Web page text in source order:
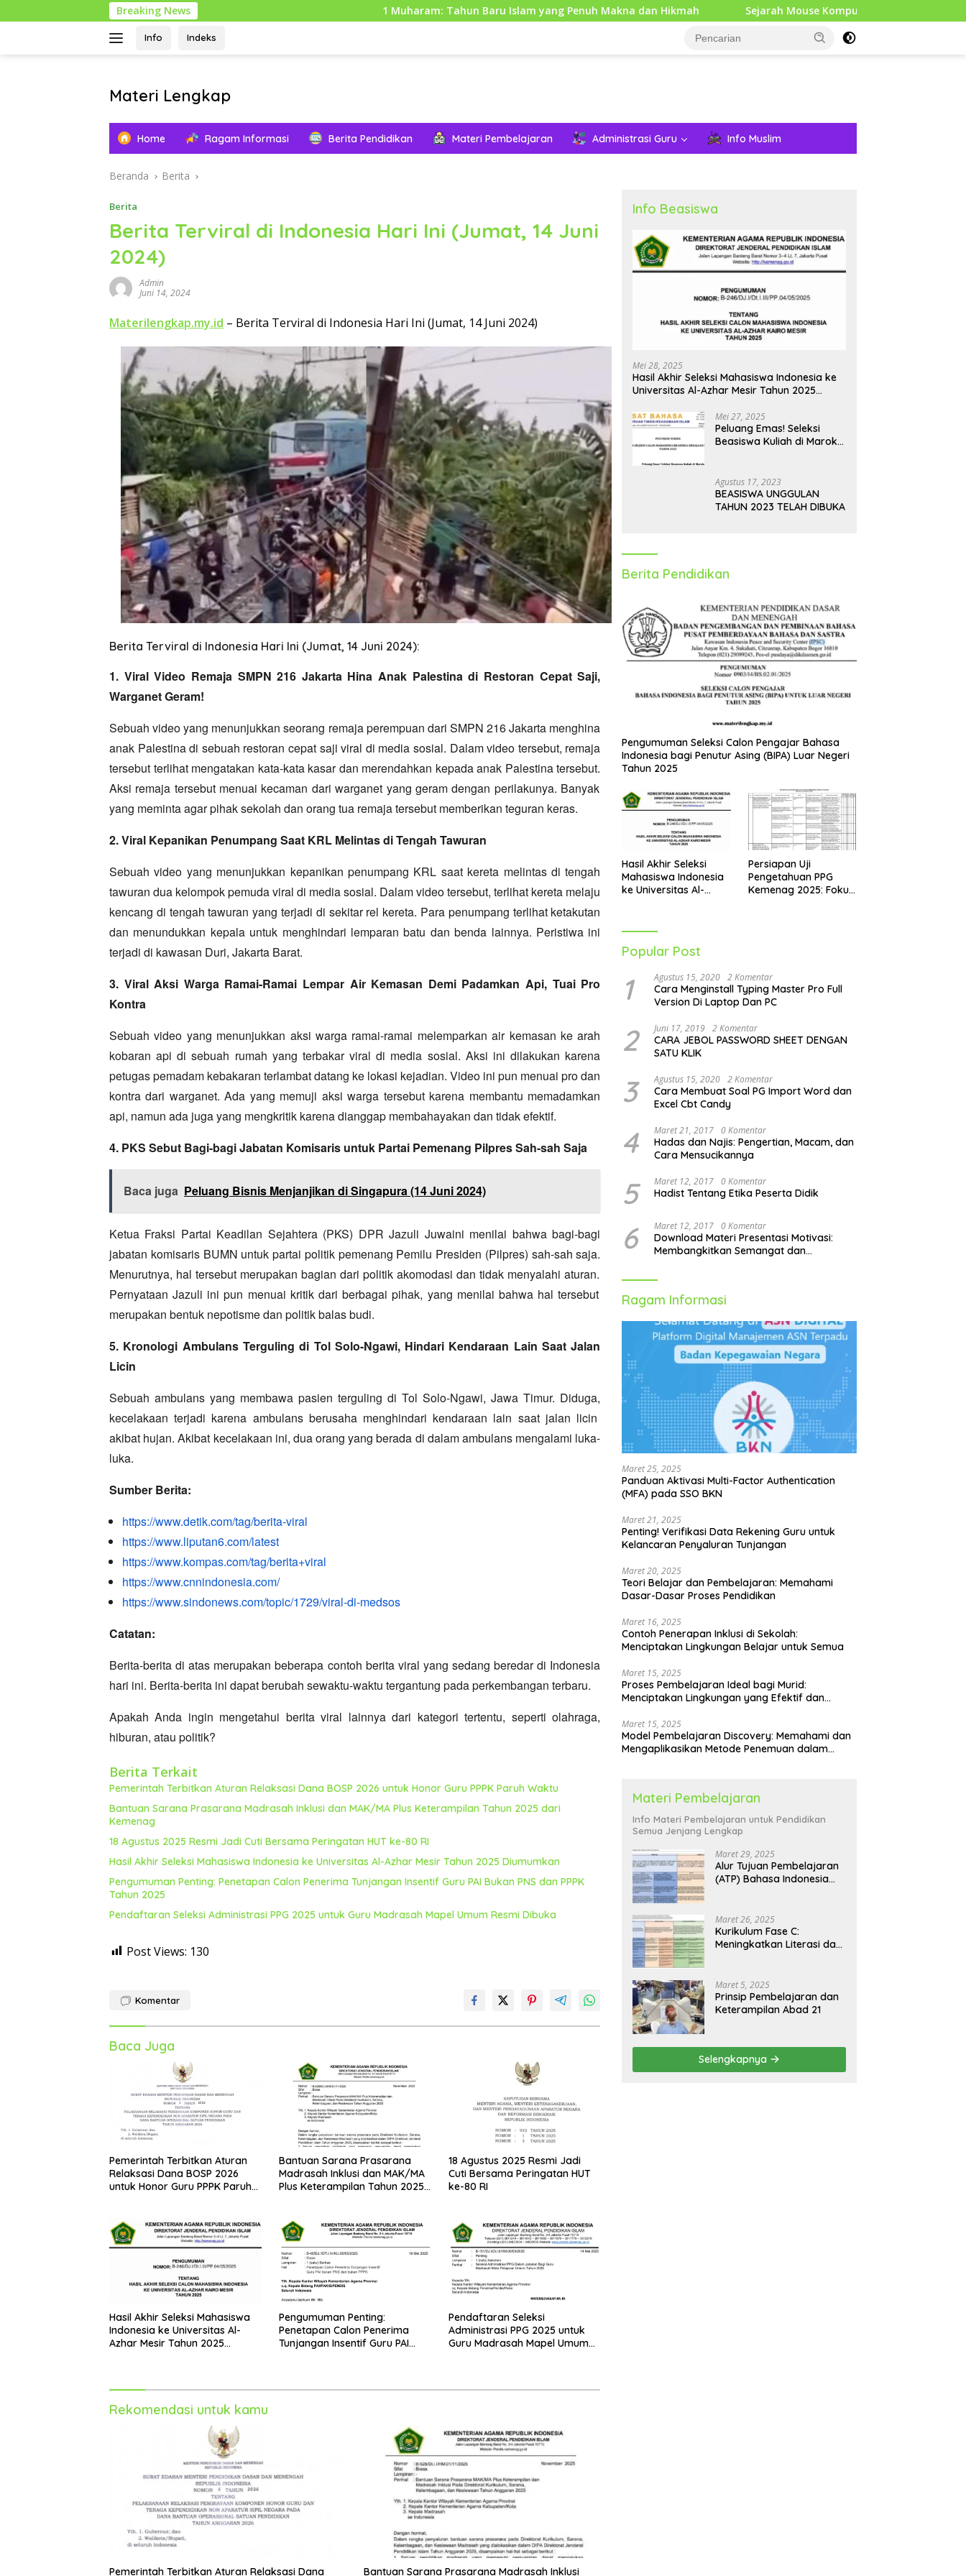
ke
Breaking News 1 Muharam: Tahun Baru Islam yang Penuh Makna dan Hikmah Sejarah Mouse Komputer: Dari Penemuan Awal hingga Era
Info Indeks
Materi Lengkap
Pendidikan
Lengkap
Home Ragam Informasi Berita Pendidikan Materi Pembelajaran Administrasi Guru Info Muslim
Beranda Berita
Berita
Berita Terviral di Indonesia Hari Ini (Jumat, 14 Juni
2024)
Admin
Juni 14, 2024
Materilengkap.my.id – Berita Terviral di Indonesia Hari Ini (Jumat, 14 Juni 2024)
Berita Terviral di Indonesia Hari Ini (Jumat, 14 Juni 2024):
1. Viral Video Remaja SMPN 216 Jakarta Hina Anak Palestina di Restoran Cepat Saji,
Warganet Geram!
Sebuah video yang menunjukkan seorang remaja perempuan dari SMPN 216 Jakarta menghina
anak Palestina di sebuah restoran cepat saji viral di media sosial. Dalam video tersebut, remaja
tersebut terlihat mengatakan kata-kata kasar dan merendahkan kepada anak Palestina tersebut.
Aksi remaja tersebut menuai kecaman dari warganet yang geram dengan perilakunya. Banyak
yang meminta agar pihak sekolah dan orang tua remaja tersebut memberikan teguran keras.
2. Viral Kepanikan Penumpang Saat KRL Melintas di Tengah Tawuran
Sebuah video yang menunjukkan kepanikan penumpang KRL saat kereta melintas di tengah
tawuran dua kelompok pemuda viral di media sosial. Dalam video tersebut, terlihat kereta melaju
kencang di tengah tawuran yang terjadi di sekitar rel kereta. Para penumpang terlihat ketakutan
dan menundukkan kepala untuk menghindari lemparan batu dan benda lainnya. Peristiwa ini
terjadi di kawasan Duri, Jakarta Barat.
3. Viral Aksi Warga Ramai-Ramai Lempar Air Kemasan Demi Padamkan Api, Tuai Pro
Kontra
Sebuah video yang menunjukkan aksi warga ramai-ramai melemparkan air kemasan ke arah
kobaran api di sebuah rumah yang terbakar viral di media sosial. Aksi ini dilakukan karena
petugas pemadam kebakaran terlambat datang ke lokasi kejadian. Video ini pun menuai pro dan
kontra dari warganet. Ada yang memuji aksi warga tersebut karena membantu memadamkan
api, namun ada juga yang mengkritik karena dianggap membahayakan dan tidak efektif.
4. PKS Sebut Bagi-bagi Jabatan Komisaris untuk Partai Pemenang Pilpres Sah-sah Saja
Baca juga Peluang Bisnis Menjanjikan di Singapura (14 Juni 2024)
Ketua Fraksi Partai Keadilan Sejahtera (PKS) DPR Jazuli Juwaini menilai bahwa bagi-bagi
jabatan komisaris BUMN untuk partai politik pemenang Pemilu Presiden (Pilpres) sah-sah saja.
Menurutnya, hal tersebut merupakan bagian dari politik akomodasi dan tidak menyalahi aturan.
Pernyataan Jazuli ini pun menuai kritik dari berbagai pihak, yang menilai bahwa hal tersebut
merupakan bentuk nepotisme dan politik balas budi.
5. Kronologi Ambulans Terguling di Tol Solo-Ngawi, Hindari Kendaraan Lain Saat Jalan
Licin
Sebuah ambulans yang membawa pasien terguling di Tol Solo-Ngawi, Jawa Timur. Diduga,
kecelakaan terjadi karena ambulans berusaha menghindari kendaraan lain saat jalan licin
akibat hujan. Akibat kecelakaan ini, dua orang yang berada di dalam ambulans mengalami luka-
luka.
Sumber Berita:
https://www.detik.com/tag/berita-viral
https://www.liputan6.com/latest
https://www.kompas.com/tag/berita+viral
https://www.cnnindonesia.com/
https://www.sindonews.com/topic/1729/viral-di-medsos
Catatan:
Berita-berita di atas merupakan beberapa contoh berita viral yang sedang beredar di Indonesia
hari ini. Berita-berita ini dapat berubah sewaktu-waktu tergantung pada perkembangan terbaru.
Apakah Anda ingin mengetahui berita viral lainnya dari kategori tertentu, seperti olahraga,
hiburan, atau politik?
Berita Terkait
Pemerintah Terbitkan Aturan Relaksasi Dana BOSP 2026 untuk Honor Guru PPPK Paruh Waktu
Bantuan Sarana Prasarana Madrasah Inklusi dan MAK/MA Plus Keterampilan Tahun 2025 dari
Kemenag
18 Agustus 2025 Resmi Jadi Cuti Bersama Peringatan HUT ke-80 RI
Hasil Akhir Seleksi Mahasiswa Indonesia ke Universitas Al-Azhar Mesir Tahun 2025 Diumumkan
Pengumuman Penting: Penetapan Calon Penerima Tunjangan Insentif Guru PAI Bukan PNS dan PPPK
Tahun 2025
Pendaftaran Seleksi Administrasi PPG 2025 untuk Guru Madrasah Mapel Umum Resmi Dibuka
Post Views: 130
Komentar
Baca Juga
Pemerintah Terbitkan Aturan
Relaksasi Dana BOSP 2026
untuk Honor Guru PPPK Paruh
Bantuan Sarana Prasarana
Madrasah Inklusi dan MAK/MA
Plus Keterampilan Tahun 2025
18 Agustus 2025 Resmi Jadi
Cuti Bersama Peringatan HUT
ke-80 RI
Hasil Akhir Seleksi Mahasiswa
Indonesia ke Universitas Al-
Azhar Mesir Tahun 2025
Pengumuman Penting:
Penetapan Calon Penerima
Tunjangan Insentif Guru PAI
Pendaftaran Seleksi
Administrasi PPG 2025 untuk
Guru Madrasah Mapel Umum
Rekomendasi untuk kamu
Pemerintah Terbitkan Aturan Relaksasi Dana Bantuan Sarana Prasarana Madrasah Inklusi
Info Beasiswa
Mei 28, 2025
Hasil Akhir Seleksi Mahasiswa Indonesia ke
Universitas Al-Azhar Mesir Tahun 2025
Mei 27, 2025
Peluang Emas! Seleksi
Beasiswa Kuliah di Maroko
Agustus 17, 2023
BEASISWA UNGGULAN
TAHUN 2023 TELAH DIBUKA
Berita Pendidikan
Pengumuman Seleksi Calon Pengajar Bahasa
Indonesia bagi Penutur Asing (BIPA) Luar Negeri
Tahun 2025
Hasil Akhir Seleksi
Mahasiswa Indonesia
ke Universitas Al-
Persiapan Uji
Pengetahuan PPG
Kemenag 2025: Fokus
Popular Post
1 Agustus 15, 2020 2 Komentar
Cara Menginstall Typing Master Pro Full
Version Di Laptop Dan PC
2 Juni 17, 2019 2 Komentar
CARA JEBOL PASSWORD SHEET DENGAN
SATU KLIK
3 Agustus 15, 2020 2 Komentar
Cara Membuat Soal PG Import Word dan
Excel Cbt Candy
4 Maret 21, 2017 0 Komentar
Hadas dan Najis: Pengertian, Macam, dan
Cara Mensucikannya
5 Maret 12, 2017 0 Komentar
Hadist Tentang Etika Peserta Didik
6 Maret 12, 2017 0 Komentar
Download Materi Presentasi Motivasi:
Membangkitkan Semangat dan
Ragam Informasi
Maret 25, 2025
Panduan Aktivasi Multi-Factor Authentication
(MFA) pada SSO BKN
Maret 21, 2025
Penting! Verifikasi Data Rekening Guru untuk
Kelancaran Penyaluran Tunjangan
Maret 20, 2025
Teori Belajar dan Pembelajaran: Memahami
Dasar-Dasar Proses Pendidikan
Maret 16, 2025
Contoh Penerapan Inklusi di Sekolah:
Menciptakan Lingkungan Belajar untuk Semua
Maret 15, 2025
Proses Pembelajaran Ideal bagi Murid:
Menciptakan Lingkungan yang Efektif dan
Maret 15, 2025
Model Pembelajaran Discovery: Memahami dan
Mengaplikasikan Metode Penemuan dalam
Materi Pembelajaran
Info Materi Pembelajaran untuk Pendidikan
Semua Jenjang Lengkap
Maret 29, 2025
Alur Tujuan Pembelajaran
(ATP) Bahasa Indonesia
Maret 26, 2025
Kurikulum Fase C:
Meningkatkan Literasi dan
Maret 5, 2025
Prinsip Pembelajaran dan
Keterampilan Abad 21
Selengkapnya